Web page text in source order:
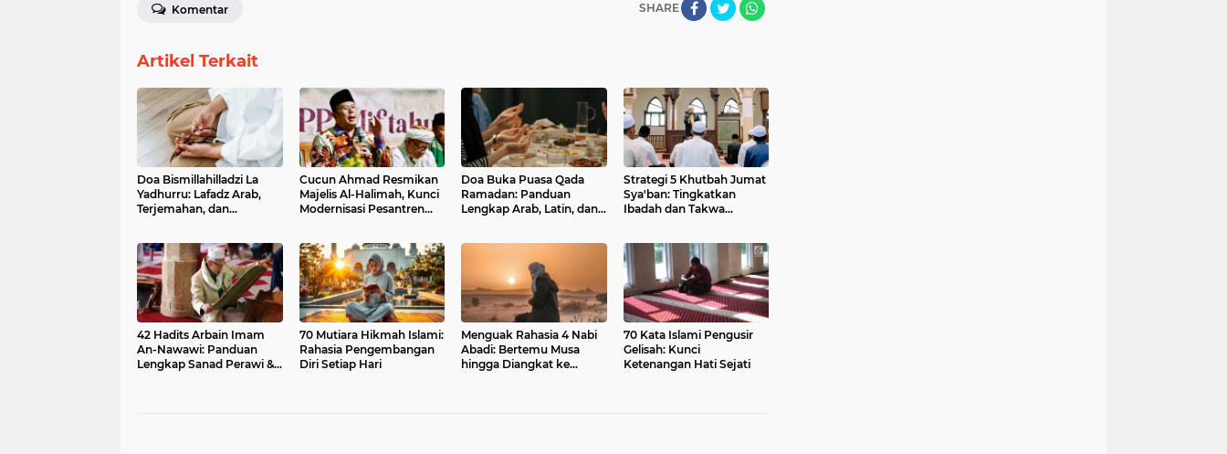
SHARE
Komentar
Artikel Terkait
Doa Bismillahilladzi La
Yadhurru: Lafadz Arab,
Terjemahan, dan
Cucun Ahmad Resmikan
Majelis Al-Halimah, Kunci
Modernisasi Pesantren
Doa Buka Puasa Qada
Ramadan: Panduan
Lengkap Arab, Latin, dan
Strategi 5 Khutbah Jumat
Sya'ban: Tingkatkan
Ibadah dan Takwa
42 Hadits Arbain Imam
An-Nawawi: Panduan
Lengkap Sanad Perawi &
70 Mutiara Hikmah Islami:
Rahasia Pengembangan
Diri Setiap Hari
Menguak Rahasia 4 Nabi
Abadi: Bertemu Musa
hingga Diangkat ke
70 Kata Islami Pengusir
Gelisah: Kunci
Ketenangan Hati Sejati